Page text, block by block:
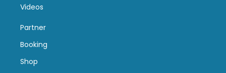
Videos
Partner
Booking
Shop